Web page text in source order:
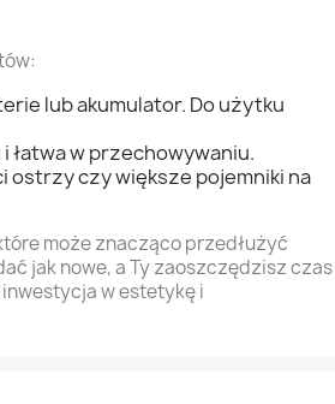
lub akumulator. Do użytku
łatwa w przechowywaniu.
ostrzy czy większe pojemniki na
może znacząco przedłużyć
jak nowe, a Ty zaoszczędzisz czas
w estetykę i